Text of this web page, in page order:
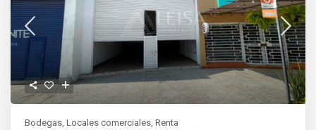
Bodegas,Locales comerciales,Renta